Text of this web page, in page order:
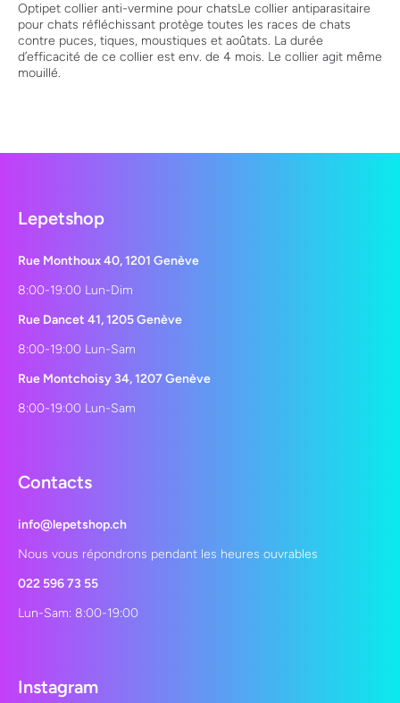
Optipet collier anti-vermine pour chatsLe collier antiparasitaire
pour chats réfléchissant protège toutes les races de chats
contre puces, tiques, moustiques et aoûtats. La durée
d’efficacité de ce collier est env. de 4 mois. Le collier agit même
mouillé.
Lepetshop
Rue Monthoux 40, 1201 Genève
8:00-19:00 Lun-Dim
Rue Dancet 41, 1205 Genève
8:00-19:00 Lun-Sam
Rue Montchoisy 34, 1207 Genève
8:00-19:00 Lun-Sam
Contacts
info@lepetshop.ch
Nous vous répondrons pendant les heures ouvrables
022 596 73 55
Lun-Sam: 8:00-19:00
Instagram